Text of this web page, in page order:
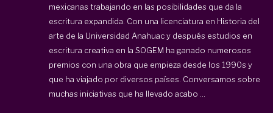
mexicanas trabajando en las posibilidades que da la
escritura expandida. Con una licenciatura en Historia del
arte de la Universidad Anahuac y después estudios en
escritura creativa en la SOGEM ha ganado numerosos
premios con una obra que empieza desde los 1990s y
que ha viajado por diversos países. Conversamos sobre
muchas iniciativas que ha llevado acabo ...